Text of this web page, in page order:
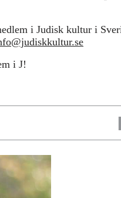
i Judisk kultur i
i J!